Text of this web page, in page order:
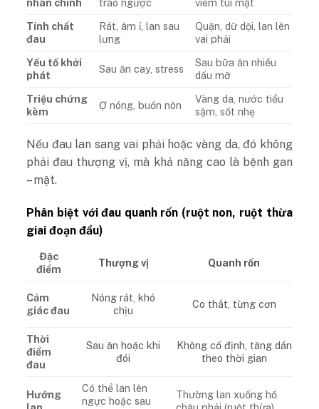
Tính chất
đau
Rát, âm ỉ, lan sau
lưng
Quặn, dữ dội, lan lên
vai phải
Yếu tố khởi
phát
Sau ăn cay, stress
Sau bữa ăn nhiều
dầu mỡ
Triệu chứng
kèm
Ợ nóng, buồn nôn
Vàng da, nước tiểu
sậm, sốt nhẹ
Nếu đau lan sang vai phải hoặc vàng da, đó không
phải đau thượng vị, mà khả năng cao là bệnh gan
– mật.
Phân biệt với đau quanh rốn (ruột non, ruột thừa
giai đoạn đầu)
Đặc
điểm
Thượng vị Quanh rốn
Cảm
giác đau
Nóng rát, khó
chịu
Co thắt, từng cơn
Thời
điểm
đau
Sau ăn hoặc khi
đói
Không cố định, tăng dần
theo thời gian
Hướng
Có thể lan lên
ngực hoặc sau
Thường lan xuống hố